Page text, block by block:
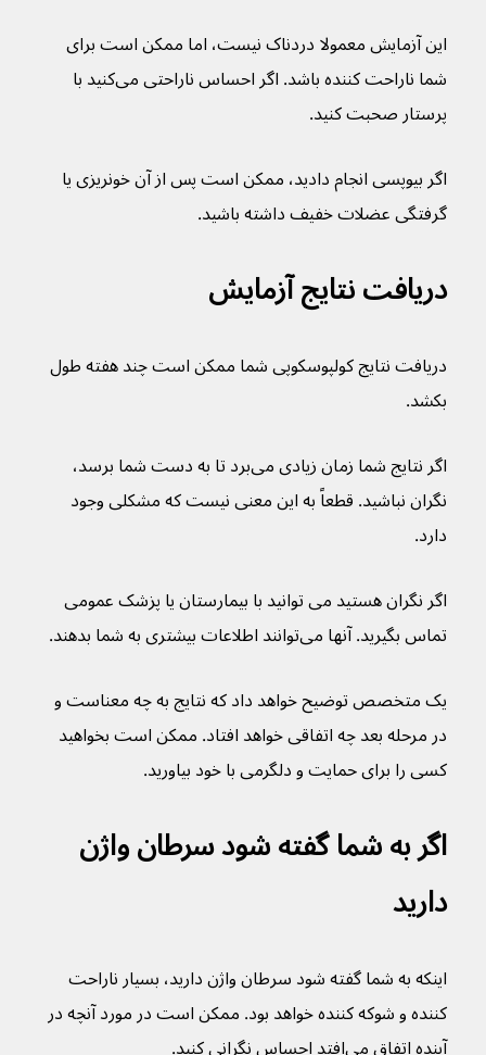
این آزمایش معمولا دردناک نیست، اما ممکن است برای
شما ناراحت کننده باشد. اگر احساس ناراحتی می‌کنید با
پرستار صحبت کنید.
اگر بیوپسی انجام دادید، ممکن است پس از آن خونریزی یا
گرفتگی عضلات خفیف داشته باشید.
دریافت نتایج آزمایش
دریافت نتایج کولپوسکوپی شما ممکن است چند هفته طول
بکشد.
اگر نتایج شما زمان زیادی می‌برد تا به دست شما برسد،
نگران نباشید. قطعاً به این معنی نیست که مشکلی وجود
دارد.
اگر نگران هستید می توانید با بیمارستان یا پزشک عمومی
تماس بگیرید. آنها می‌توانند اطلاعات بیشتری به شما بدهند.
یک متخصص توضیح خواهد داد که نتایج به چه معناست و
در مرحله بعد چه اتفاقی خواهد افتاد. ممکن است بخواهید
کسی را برای حمایت و دلگرمی با خود بیاورید.
اگر به شما گفته شود سرطان واژن
دارید
اینکه به شما گفته شود سرطان واژن دارید، بسیار ناراحت
کننده و شوکه کننده خواهد بود. ممکن است در مورد آنچه در